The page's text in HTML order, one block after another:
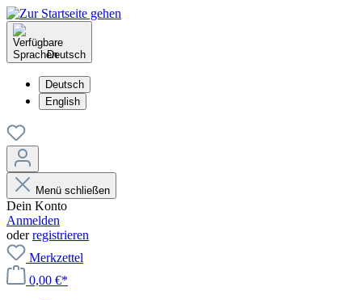
Deutsch
Deutsch
English
Menü schließen
Dein Konto
Anmelden
oderregistrieren
Merkzettel
0,00 €*